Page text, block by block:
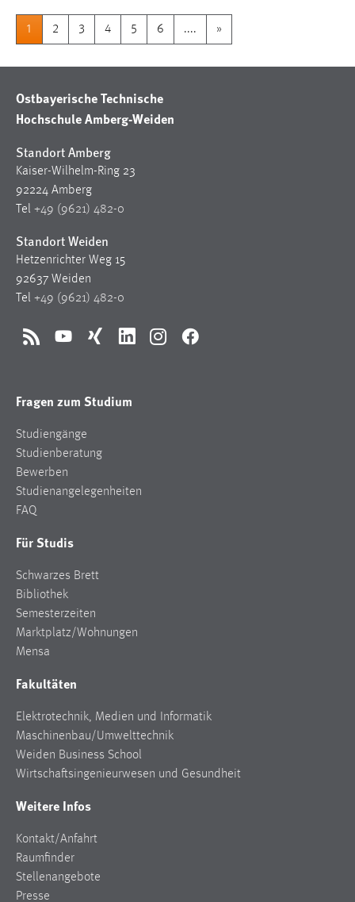
1 2 3 4 5 6 .... »
Ostbayerische Technische
Hochschule Amberg-Weiden
Standort Amberg
Kaiser-Wilhelm-Ring 23
92224 Amberg
Tel +49 (9621) 482-0
Standort Weiden
Hetzenrichter Weg 15
92637 Weiden
Tel +49 (9621) 482-0
RSS YouTubeXing LinkedInInstagramFacebook
Fragen zum Studium
Studiengänge
Studienberatung
Bewerben
Studienangelegenheiten
FAQ
Für Studis
Schwarzes Brett
Bibliothek
Semesterzeiten
Marktplatz/Wohnungen
Mensa
Fakultäten
Elektrotechnik, Medien und Informatik
Maschinenbau/Umwelttechnik
Weiden Business School
Wirtschaftsingenieurwesen und Gesundheit
Weitere Infos
Kontakt/Anfahrt
Raumfinder
Stellenangebote
Presse